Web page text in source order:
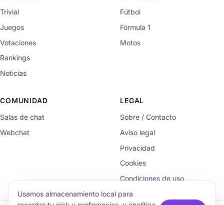
Trivial
Juegos
Votaciones
Rankings
Noticias
Fútbol
Fórmula 1
Motos
COMUNIDAD
Salas de chat
Webchat
LEGAL
Sobre / Contacto
Aviso legal
Privacidad
Cookies
Condiciones de uso
Usamos almacenamiento local para